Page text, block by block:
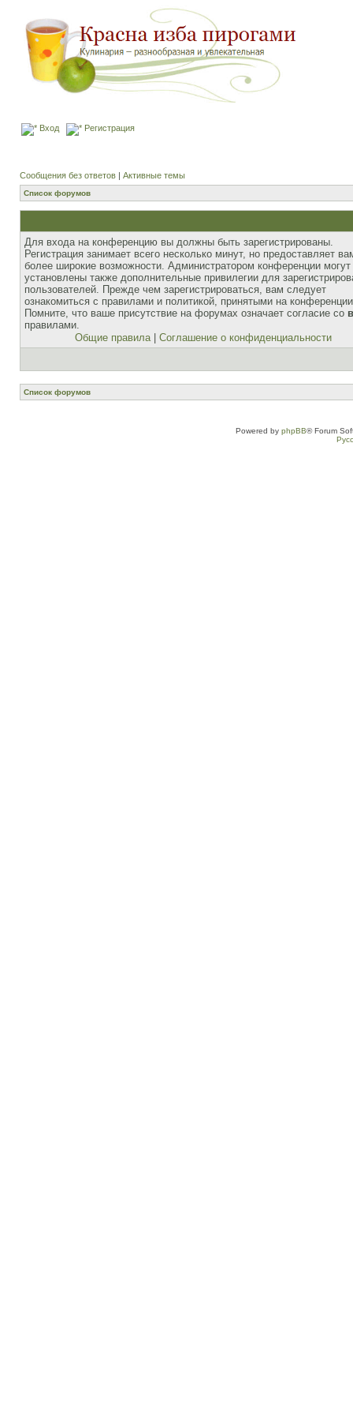
Вход Регистрация
Сообщения без ответов | Активные темы
Список форумов
Для входа на конференцию вы должны быть зарегистрированы.
Регистрация занимает всего несколько минут, но предоставляет
более широкие возможности. Администратором конференции
установлены также дополнительные привилегии для
пользователей. Прежде чем зарегистрироваться, вам следует
ознакомиться с правилами и политикой, принятыми на
Помните, что ваше присутствие на форумах означает согласие со
правилами.
Общие правила| Соглашение о конфиденциальности
Список форумов
Powered by phpBB® Forum